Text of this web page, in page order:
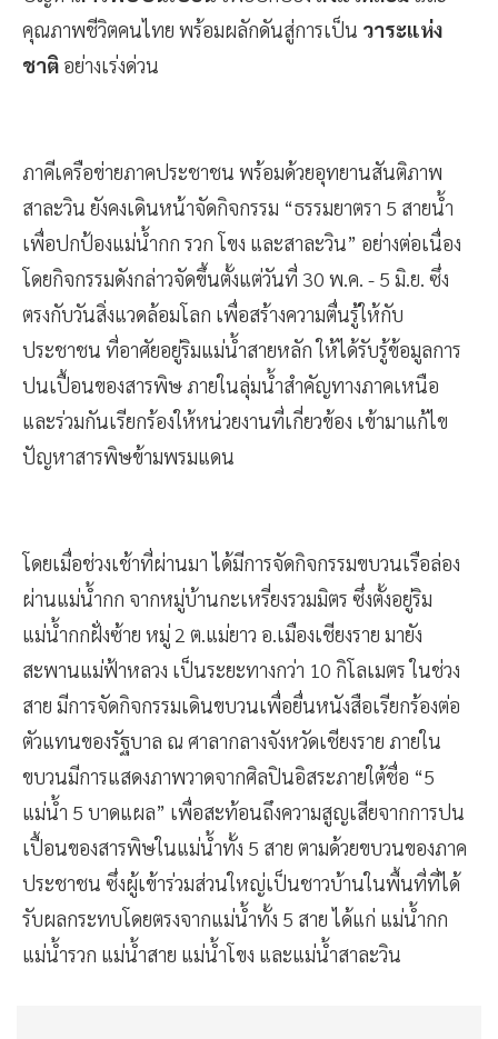
ปัญหาสารพิษปนเปื้อนเพื่อปกป้องสิ่งแวดล้อมและ
คุณภาพชีวิตคนไทย พร้อมผลักดันสู่การเป็น
ภาคีเครือข่ายภาคประชาชน พร้อมด้วยอุทยานสันติภาพ
สาละวิน ยังคงเดินหน้าจัดกิจกรรม “ธรรมยาตรา 5 สายน้ำ
เพื่อปกป้องแม่น้ำกก รวก โขง และสาละวิน” อย่างต่อเนื่อง
โดยกิจกรรมดังกล่าวจัดขึ้นตั้งแต่วันที่ 30 พ.ค. - 5 มิ.ย. ซึ่ง
ตรงกับวันสิ่งแวดล้อมโลก เพื่อสร้างความตื่นรู้ให้กับ
ประชาชน ที่อาศัยอยู่ริมแม่น้ำสายหลัก ให้ได้รับรู้ข้อมูลการ
ปนเปื้อนของสารพิษ ภายในลุ่มน้ำสำคัญทางภาคเหนือ
และร่วมกันเรียกร้องให้หน่วยงานที่เกี่ยวข้อง เข้ามาแก้ไข
โดยเมื่อช่วงเช้าที่ผ่านมา ได้มีการจัดกิจกรรมขบวนเรือล่อง
ผ่านแม่น้ำกก จากหมู่บ้านกะเหรี่ยงรวมมิตร ซึ่งตั้งอยู่ริม
แม่น้ำกกฝั่งซ้าย หมู่ 2 ต.แม่ยาว อ.เมืองเชียงราย มายัง
สะพานแม่ฟ้าหลวง เป็นระยะทางกว่า 10 กิโลเมตร ในช่วง
สาย มีการจัดกิจกรรมเดินขบวนเพื่อยื่นหนังสือเรียกร้องต่อ
ตัวแทนของรัฐบาล ณ ศาลากลางจังหวัดเชียงราย ภายใน
ขบวนมีการแสดงภาพวาดจากศิลปินอิสระภายใต้ชื่อ “5
แม่น้ำ 5 บาดแผล” เพื่อสะท้อนถึงความสูญเสียจากการปน
เปื้อนของสารพิษในแม่น้ำทั้ง 5 สาย ตามด้วยขบวนของภาค
ประชาชน ซึ่งผู้เข้าร่วมส่วนใหญ่เป็นชาวบ้านในพื้นที่ที่ได้
รับผลกระทบโดยตรงจากแม่น้ำทั้ง 5 สาย ได้แก่ แม่น้ำกก